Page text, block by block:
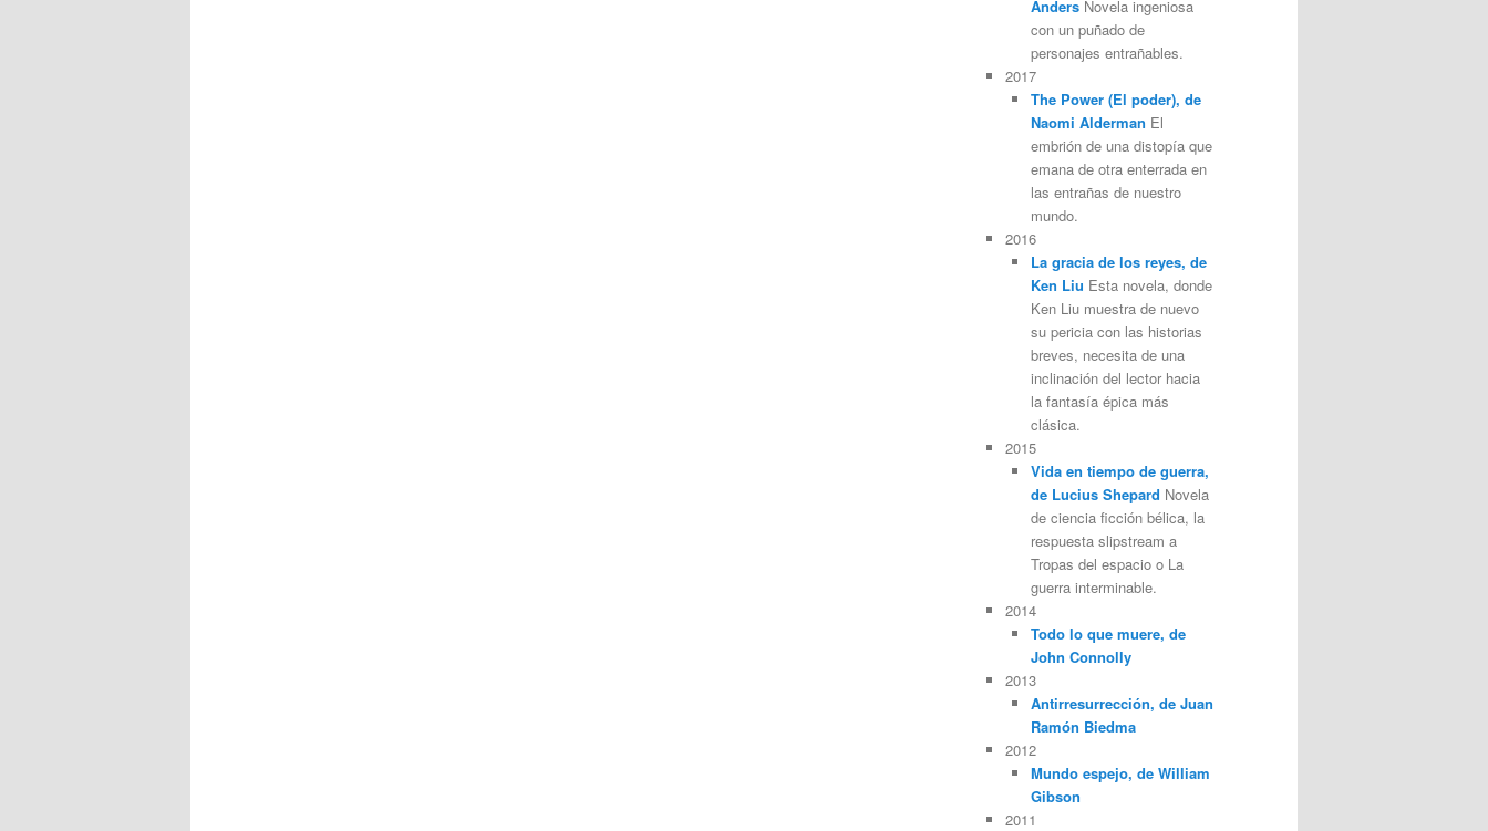
AndersNovela ingeniosa
con un puñado de
personajes entrañables.
2017
The Power (El poder), de
Naomi Alderman El
embrión de una distopía que
emana de otra enterrada en
las entrañas de nuestro
mundo.
2016
La gracia de los reyes, de
Ken Liu Esta novela, donde
Ken Liu muestra de nuevo
su pericia con las historias
breves, necesita de una
inclinación del lector hacia
la fantasía épica más
clásica.
2015
Vida en tiempo de guerra,
de Lucius Shepard Novela
de ciencia ficción bélica, la
respuesta slipstream a
Tropas del espacio o La
guerra interminable.
2014
Todo lo que muere, de
John Connolly
2013
Antirresurrección, de Juan
Ramón Biedma
2012
Mundo espejo, de William
Gibson
2011